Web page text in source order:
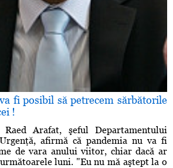
fi posibil să petrecem sărbătorile
!
Arafat, şeful Departamentului
afirmă că pandemia nu va fi
de vara anului viitor, chiar dacă ar
luni. "Eu nu mă aştept la o